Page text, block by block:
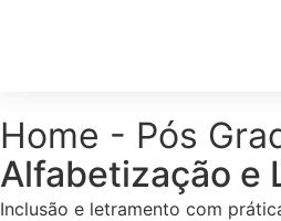
Home - Pós
Alfabetização e
Inclusão e letramento com